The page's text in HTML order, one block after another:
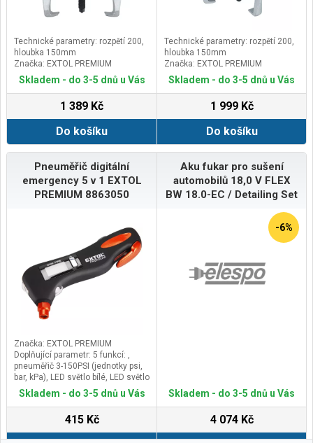
Technické parametry: rozpětí 200,
hloubka 150mm
Značka: EXTOL PREMIUM
Skladem - do 3-5 dnů u Vás
1 389 Kč
Do košíku
Technické parametry: rozpětí 200,
hloubka 150mm
Značka: EXTOL PREMIUM
Skladem - do 3-5 dnů u Vás
1 999 Kč
Do košíku
Pneuměřič digitální
emergency 5 v 1 EXTOL
PREMIUM 8863050
Značka: EXTOL PREMIUM
Doplňující parametr: 5 funkcí: ,
pneuměřič 3-150PSI (jednotky psi,
bar, kPa), LED světlo bílé, LED světlo
výstražné červené, nůž na
bezpečnostní pásy, kladívko na
sklo, baterie 2x1,5V typ AAA
(nejsou součástí balení), LCD
displej s podsvícením
Skladem - do 3-5 dnů u Vás
415 Kč
Aku fukar pro sušení
automobilů 18,0 V FLEX
BW 18.0-EC / Detailing Set
-6%
Skladem - do 3-5 dnů u Vás
4 074 Kč